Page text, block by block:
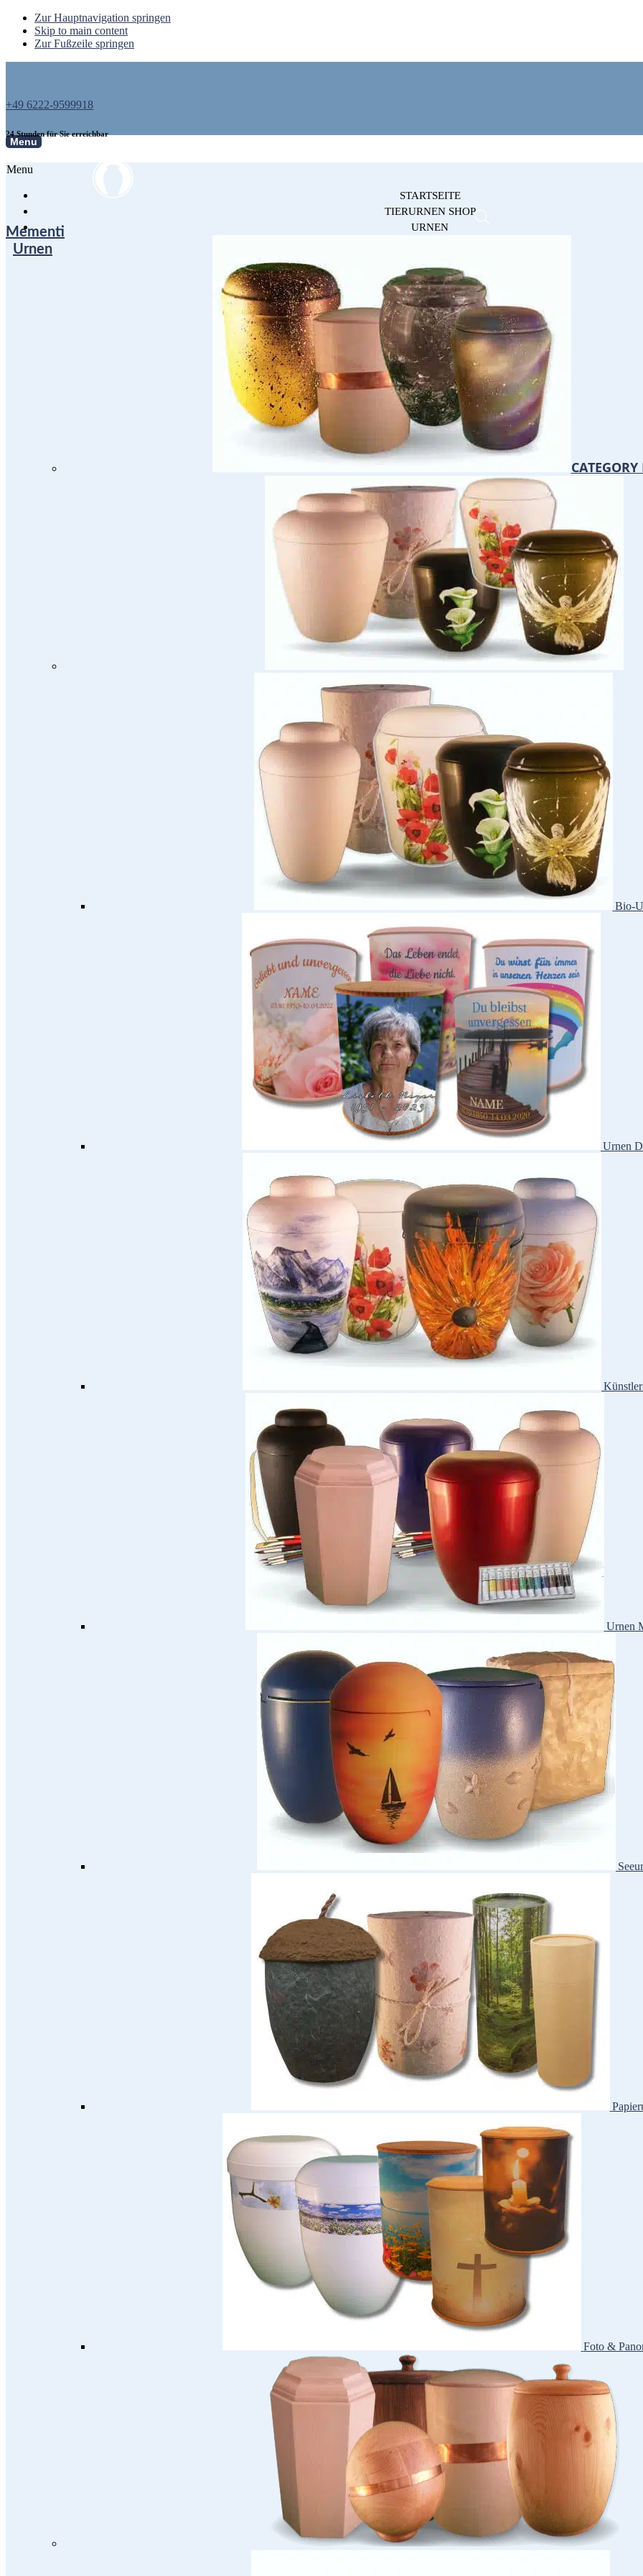
Zur Hauptnavigation springen
Skip to main content
Zur Fußzeile springen
+49 6222-9599918
24 Stunden für Sie erreichbar
Mementi
Urnen
Menu
Menu
STARTSEITE
TIERURNEN SHOP
URNEN
Bio-
Urnen
Urnen
Foto &